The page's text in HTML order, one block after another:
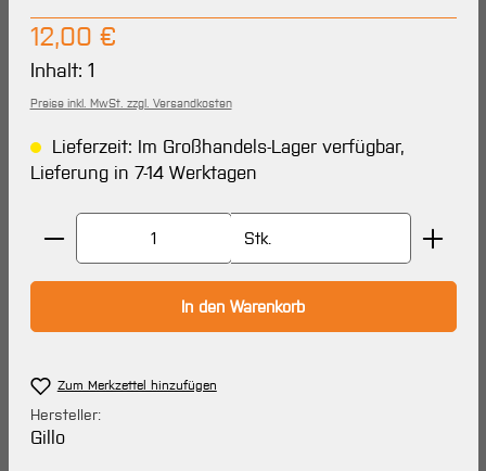
Regulärer Preis:
12,00 €
Inhalt: 1
Preise inkl. MwSt. zzgl. Versandkosten
Lieferzeit: Im Großhandels-Lager verfügbar,
Lieferung in 7-14 Werktagen
Produkt Anzahl: Gib den gewünschten Wert ein
Stk.
In den Warenkorb
Zum Merkzettel hinzufügen
Hersteller:
Gillo